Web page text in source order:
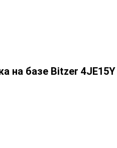
на базе Bitzer 4JE15Y